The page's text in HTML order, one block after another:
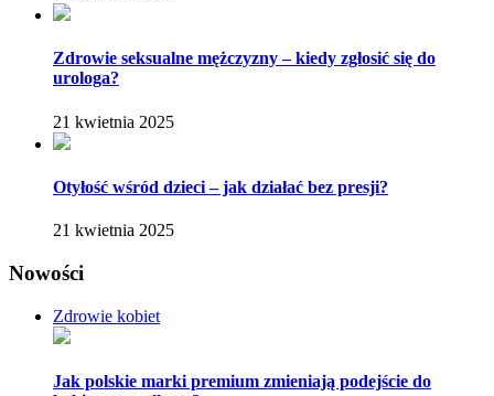
Zdrowie seksualne mężczyzny – kiedy zgłosić się do
urologa?
21 kwietnia 2025
Otyłość wśród dzieci – jak działać bez presji?
21 kwietnia 2025
Nowości
Zdrowie kobiet
Jak polskie marki premium zmieniają podejście do